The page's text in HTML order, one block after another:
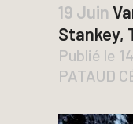
19 Juin
Stankey,
Publié le
PATAUD